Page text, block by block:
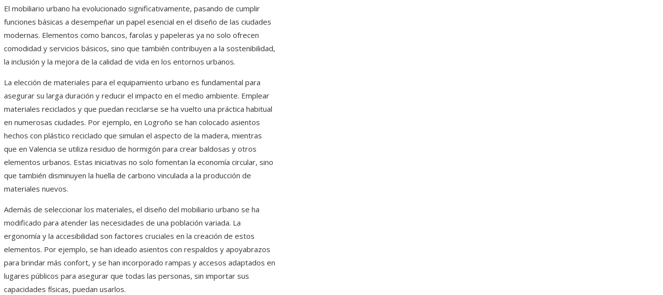
El mobiliario urbano ha evolucionado significativamente, pasando de cumplir
funciones básicas a desempeñar un papel esencial en el diseño de las ciudades
modernas. Elementos como bancos, farolas y papeleras ya no solo ofrecen
comodidad y servicios básicos, sino que también contribuyen a la sostenibilidad,
la inclusión y la mejora de la calidad de vida en los entornos urbanos.
La elección de materiales para el equipamiento urbano es fundamental para
asegurar su larga duración y reducir el impacto en el medio ambiente. Emplear
materiales reciclados y que puedan reciclarse se ha vuelto una práctica habitual
en numerosas ciudades. Por ejemplo, en Logroño se han colocado asientos
hechos con plástico reciclado que simulan el aspecto de la madera, mientras
que en Valencia se utiliza residuo de hormigón para crear baldosas y otros
elementos urbanos. Estas iniciativas no solo fomentan la economía circular, sino
que también disminuyen la huella de carbono vinculada a la producción de
materiales nuevos.
Además de seleccionar los materiales, el diseño del mobiliario urbano se ha
modificado para atender las necesidades de una población variada. La
ergonomía y la accesibilidad son factores cruciales en la creación de estos
elementos. Por ejemplo, se han ideado asientos con respaldos y apoyabrazos
para brindar más confort, y se han incorporado rampas y accesos adaptados en
lugares públicos para asegurar que todas las personas, sin importar sus
capacidades físicas, puedan usarlos.